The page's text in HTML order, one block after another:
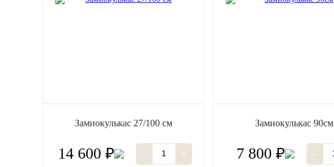
Замиокулькас 27/100 см
14 600 ₽ - +
Замиокулькас 90см
7 800 ₽ -